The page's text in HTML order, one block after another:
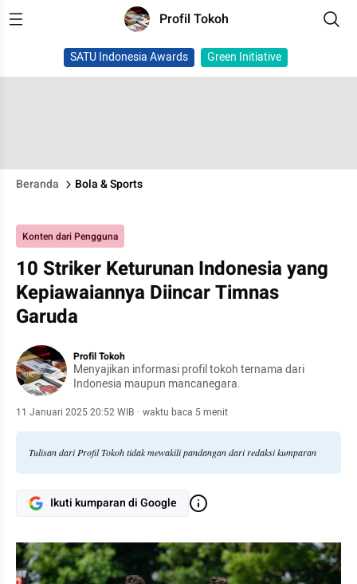
Profil Tokoh
SATU Indonesia Awards Green Initiative
Beranda Bola & Sports
Konten dari Pengguna
10 Striker Keturunan Indonesia yang
Kepiawaiannya Diincar Timnas
Garuda
Profil Tokoh
Menyajikan informasi profil tokoh ternama dari
Indonesia maupun mancanegara.
11 Januari 2025 20:52 WIB · waktu baca 5 menit
Tulisan dari Profil Tokoh tidak mewakili pandangan dari redaksi kumparan
Ikuti kumparan di Google